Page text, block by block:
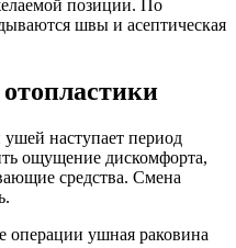
позиции. По
швы и асептическая
наступает период
ощущение дискомфорта,
средства. Смена
операции ушная раковина